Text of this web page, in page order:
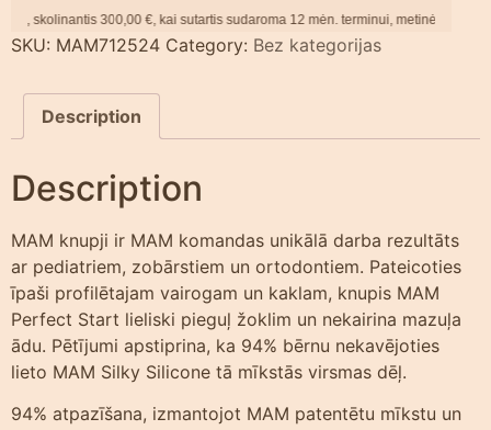
300,00€, kai sutartis sudaroma12mėn. terminui, metinė palūkanų
SKU: MAM712524 Category: Bez kategorijas
Description
Description
MAM knupji ir MAM komandas unikālā darba rezultāts
ar pediatriem, zobārstiem un ortodontiem. Pateicoties
īpaši profilētajam vairogam un kaklam, knupis MAM
Perfect Start lieliski pieguļ žoklim un nekairina mazuļa
ādu. Pētījumi apstiprina, ka 94% bērnu nekavējoties
lieto MAM Silky Silicone tā mīkstās virsmas dēļ.
94% atpazīšana, izmantojot MAM patentētu mīkstu un